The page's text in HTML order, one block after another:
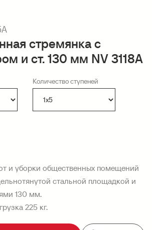
стремянка с
и ст. 130 мм NV 3118А
Количество ступеней
и уборки общественных помещений
стальной площадкой и
130 мм.
225 кг.